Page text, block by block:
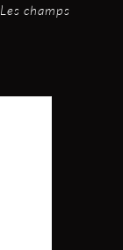
Les champs